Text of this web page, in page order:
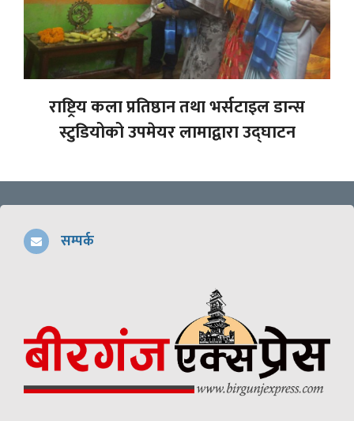
राष्ट्रिय कला प्रतिष्ठान तथा भर्सटाइल डान्स
स्टुडियोको उपमेयर लामाद्वारा उद्घाटन
सम्पर्क